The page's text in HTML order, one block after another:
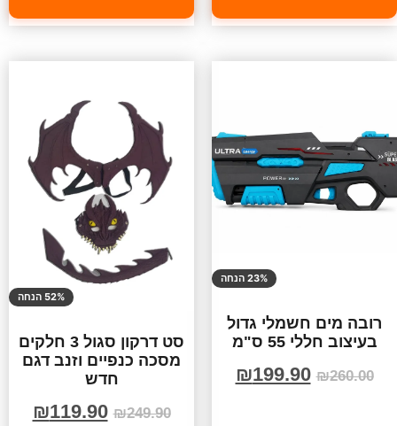
23% הנחה
רובה מים חשמלי גדול
בעיצוב חללי 55 ס"מ
₪260.00
₪199.90
52% הנחה
סט דרקון סגול 3 חלקים
מסכה כנפיים וזנב דגם
חדש
₪249.90
₪119.90